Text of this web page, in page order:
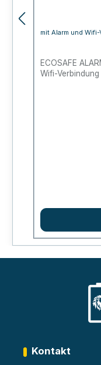
mit Alarm und
ECOSAFE
Wifi-Verbindung
Kontakt